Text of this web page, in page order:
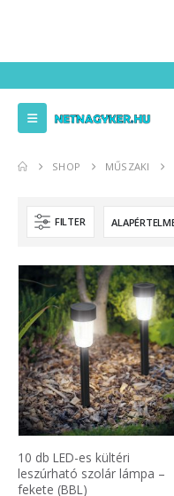
SHOP MŰSZAKI
FILTER
10 db LED-es kültéri
leszúrható szolár lámpa –
fekete (BBL)